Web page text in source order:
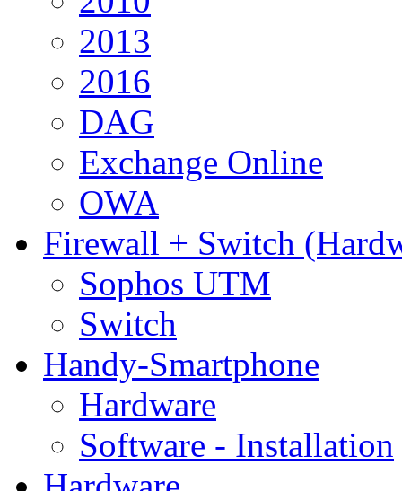
2013
2016
DAG
Exchange Online
OWA
Firewall + Switch
Sophos UTM
Switch
Handy-Smartphone
Hardware
Software - Installation